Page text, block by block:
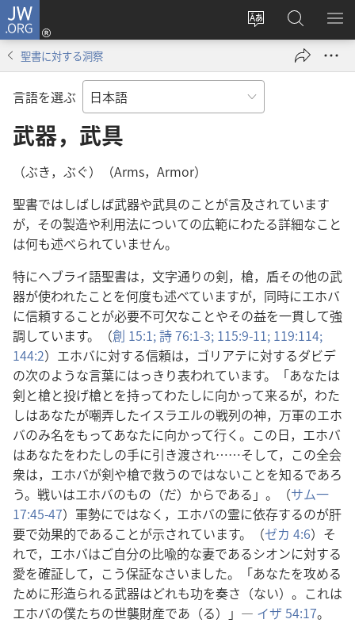
JW.ORG
サ
ト
の
言
る
ロ
グ
ン
し
開
く）
JW.ORG
の
検
メ
を
聖書に対する洞察
言語を選ぶ
武器，武具
（ぶき，ぶぐ）（Arms，Armor）
聖書ではしばしば武器や武具のことが言及されています
が，その製造や利用法についての広範にわたる詳細なこと
は何も述べられていません。
特にヘブライ語聖書は，文字通りの剣，槍，盾その他の武
器が使われたことを何度も述べていますが，同時にエホバ
に信頼することが必要不可欠なことやその益を一貫して強
調しています。（創 15:1;詩 76:1-3; 115:9-11; 119:114;
144:2）エホバに対する信頼は，ゴリアテに対するダビデ
の次のような言葉にはっきり表われています。「あなたは
剣と槍と投げ槍とを持ってわたしに向かって来るが，わた
しはあなたが嘲弄したイスラエルの戦列の神，万軍のエホ
バのみ名をもってあなたに向かって行く。この日，エホバ
はあなたをわたしの手に引き渡され……そして，この全会
衆は，エホバが剣や槍で救うのではないことを知るであろ
う。戦いはエホバのもの（だ）からである」。（サム一
17:45-47）軍勢にではなく，エホバの霊に依存するのが肝
要で効果的であることが示されています。（ゼカ 4:6）そ
れで，エホバはご自分の比喩的な妻であるシオンに対する
愛を確証して，こう保証なさいました。「あなたを攻める
ために形造られる武器はどれも功を奏さ（ない）。これは
エホバの僕たちの世襲財産であ（る）」― イザ 54:17。